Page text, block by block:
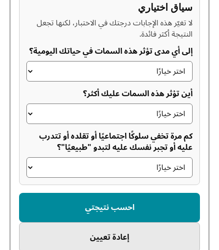
سياق اختياري
لا تغيّر هذه الإجابات درجتك في الاختبار، لكنها تجعل
النتيجة أكثر فائدة.
إلى أي مدى تؤثر هذه السمات في حياتك اليومية؟
أين تؤثر هذه السمات عليك أكثر؟
كم مرة تخفي سلوكًا اجتماعيًا أو تقلده أو تتدرب
عليه أو تجبر نفسك عليه لتبدو "طبيعيًا"؟
احسب نتيجتي
إعادة تعيين